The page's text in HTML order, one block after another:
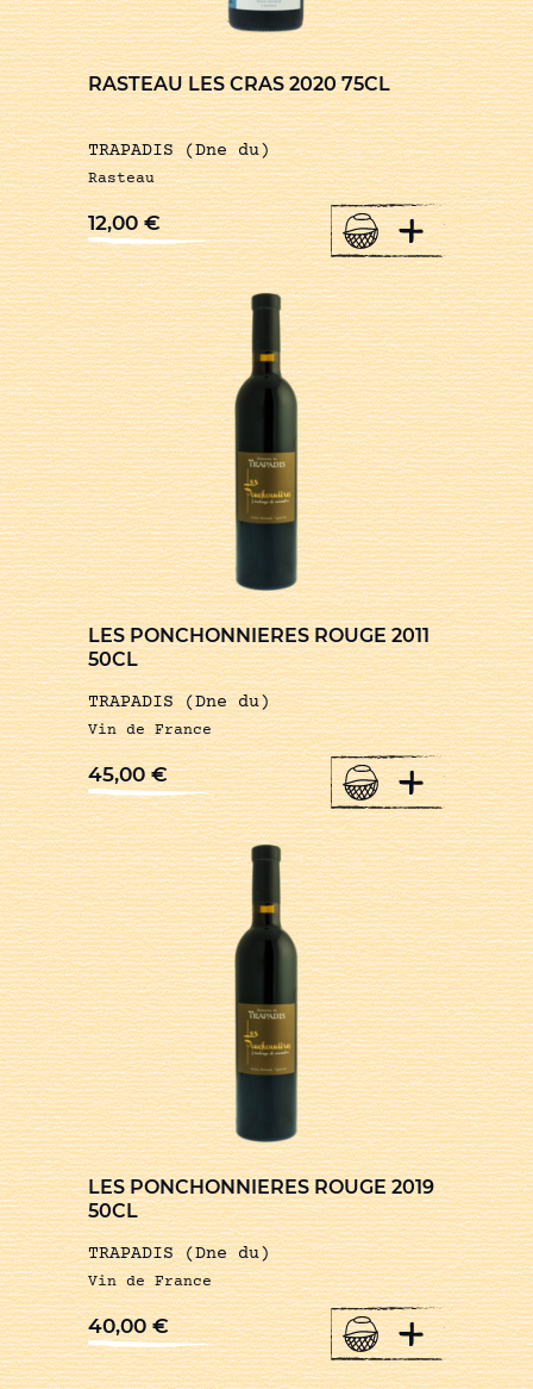
RASTEAU LES CRAS 2020 75CL
TRAPADIS (Dne du)
Rasteau
12,00€ +
LES PONCHONNIERES ROUGE 2011
50CL
TRAPADIS (Dne du)
Vin de France
45,00€ +
LES PONCHONNIERES ROUGE 2019
50CL
TRAPADIS (Dne du)
Vin de France
40,00€ +